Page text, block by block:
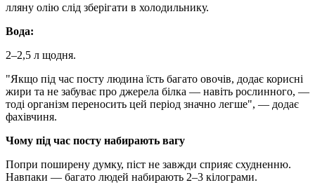
лляну олію слід зберігати в холодильнику.
Вода:
2–2,5 л щодня.
"Якщо під час посту людина їсть багато овочів, додає корисні
жири та не забуває про джерела білка — навіть рослинного, —
тоді організм переносить цей період значно легше", — додає
фахівчиня.
Чому під час посту набирають вагу
Попри поширену думку, піст не завжди сприяє схудненню.
Навпаки — багато людей набирають 2–3 кілограми.